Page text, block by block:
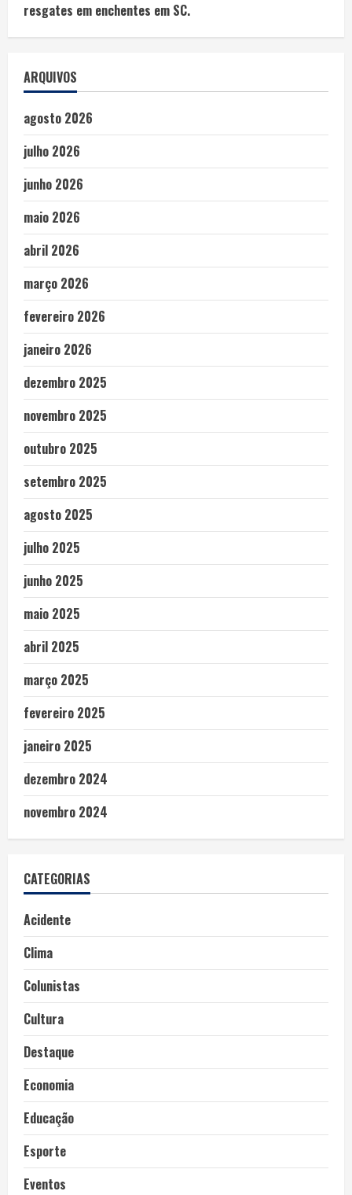
resgates em enchentes em SC.
ARQUIVOS
agosto 2026
julho 2026
junho 2026
maio 2026
abril 2026
março 2026
fevereiro 2026
janeiro 2026
dezembro 2025
novembro 2025
outubro 2025
setembro 2025
agosto 2025
julho 2025
junho 2025
maio 2025
abril 2025
março 2025
fevereiro 2025
janeiro 2025
dezembro 2024
novembro 2024
CATEGORIAS
Acidente
Clima
Colunistas
Cultura
Destaque
Economia
Educação
Esporte
Eventos